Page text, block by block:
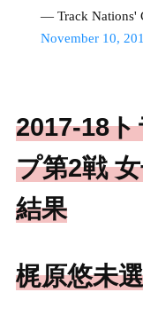
— Track Nations'
November 10,
2017-18
プ第2戦
結果
梶原悠未